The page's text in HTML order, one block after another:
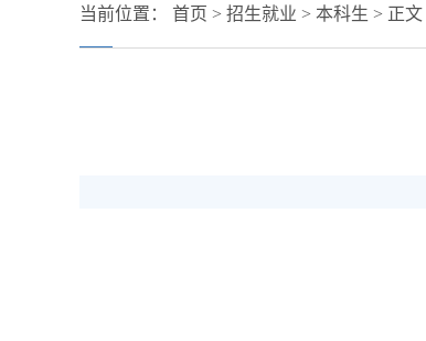
当前位置： 首页 > 招生就业 > 本科生 > 正文